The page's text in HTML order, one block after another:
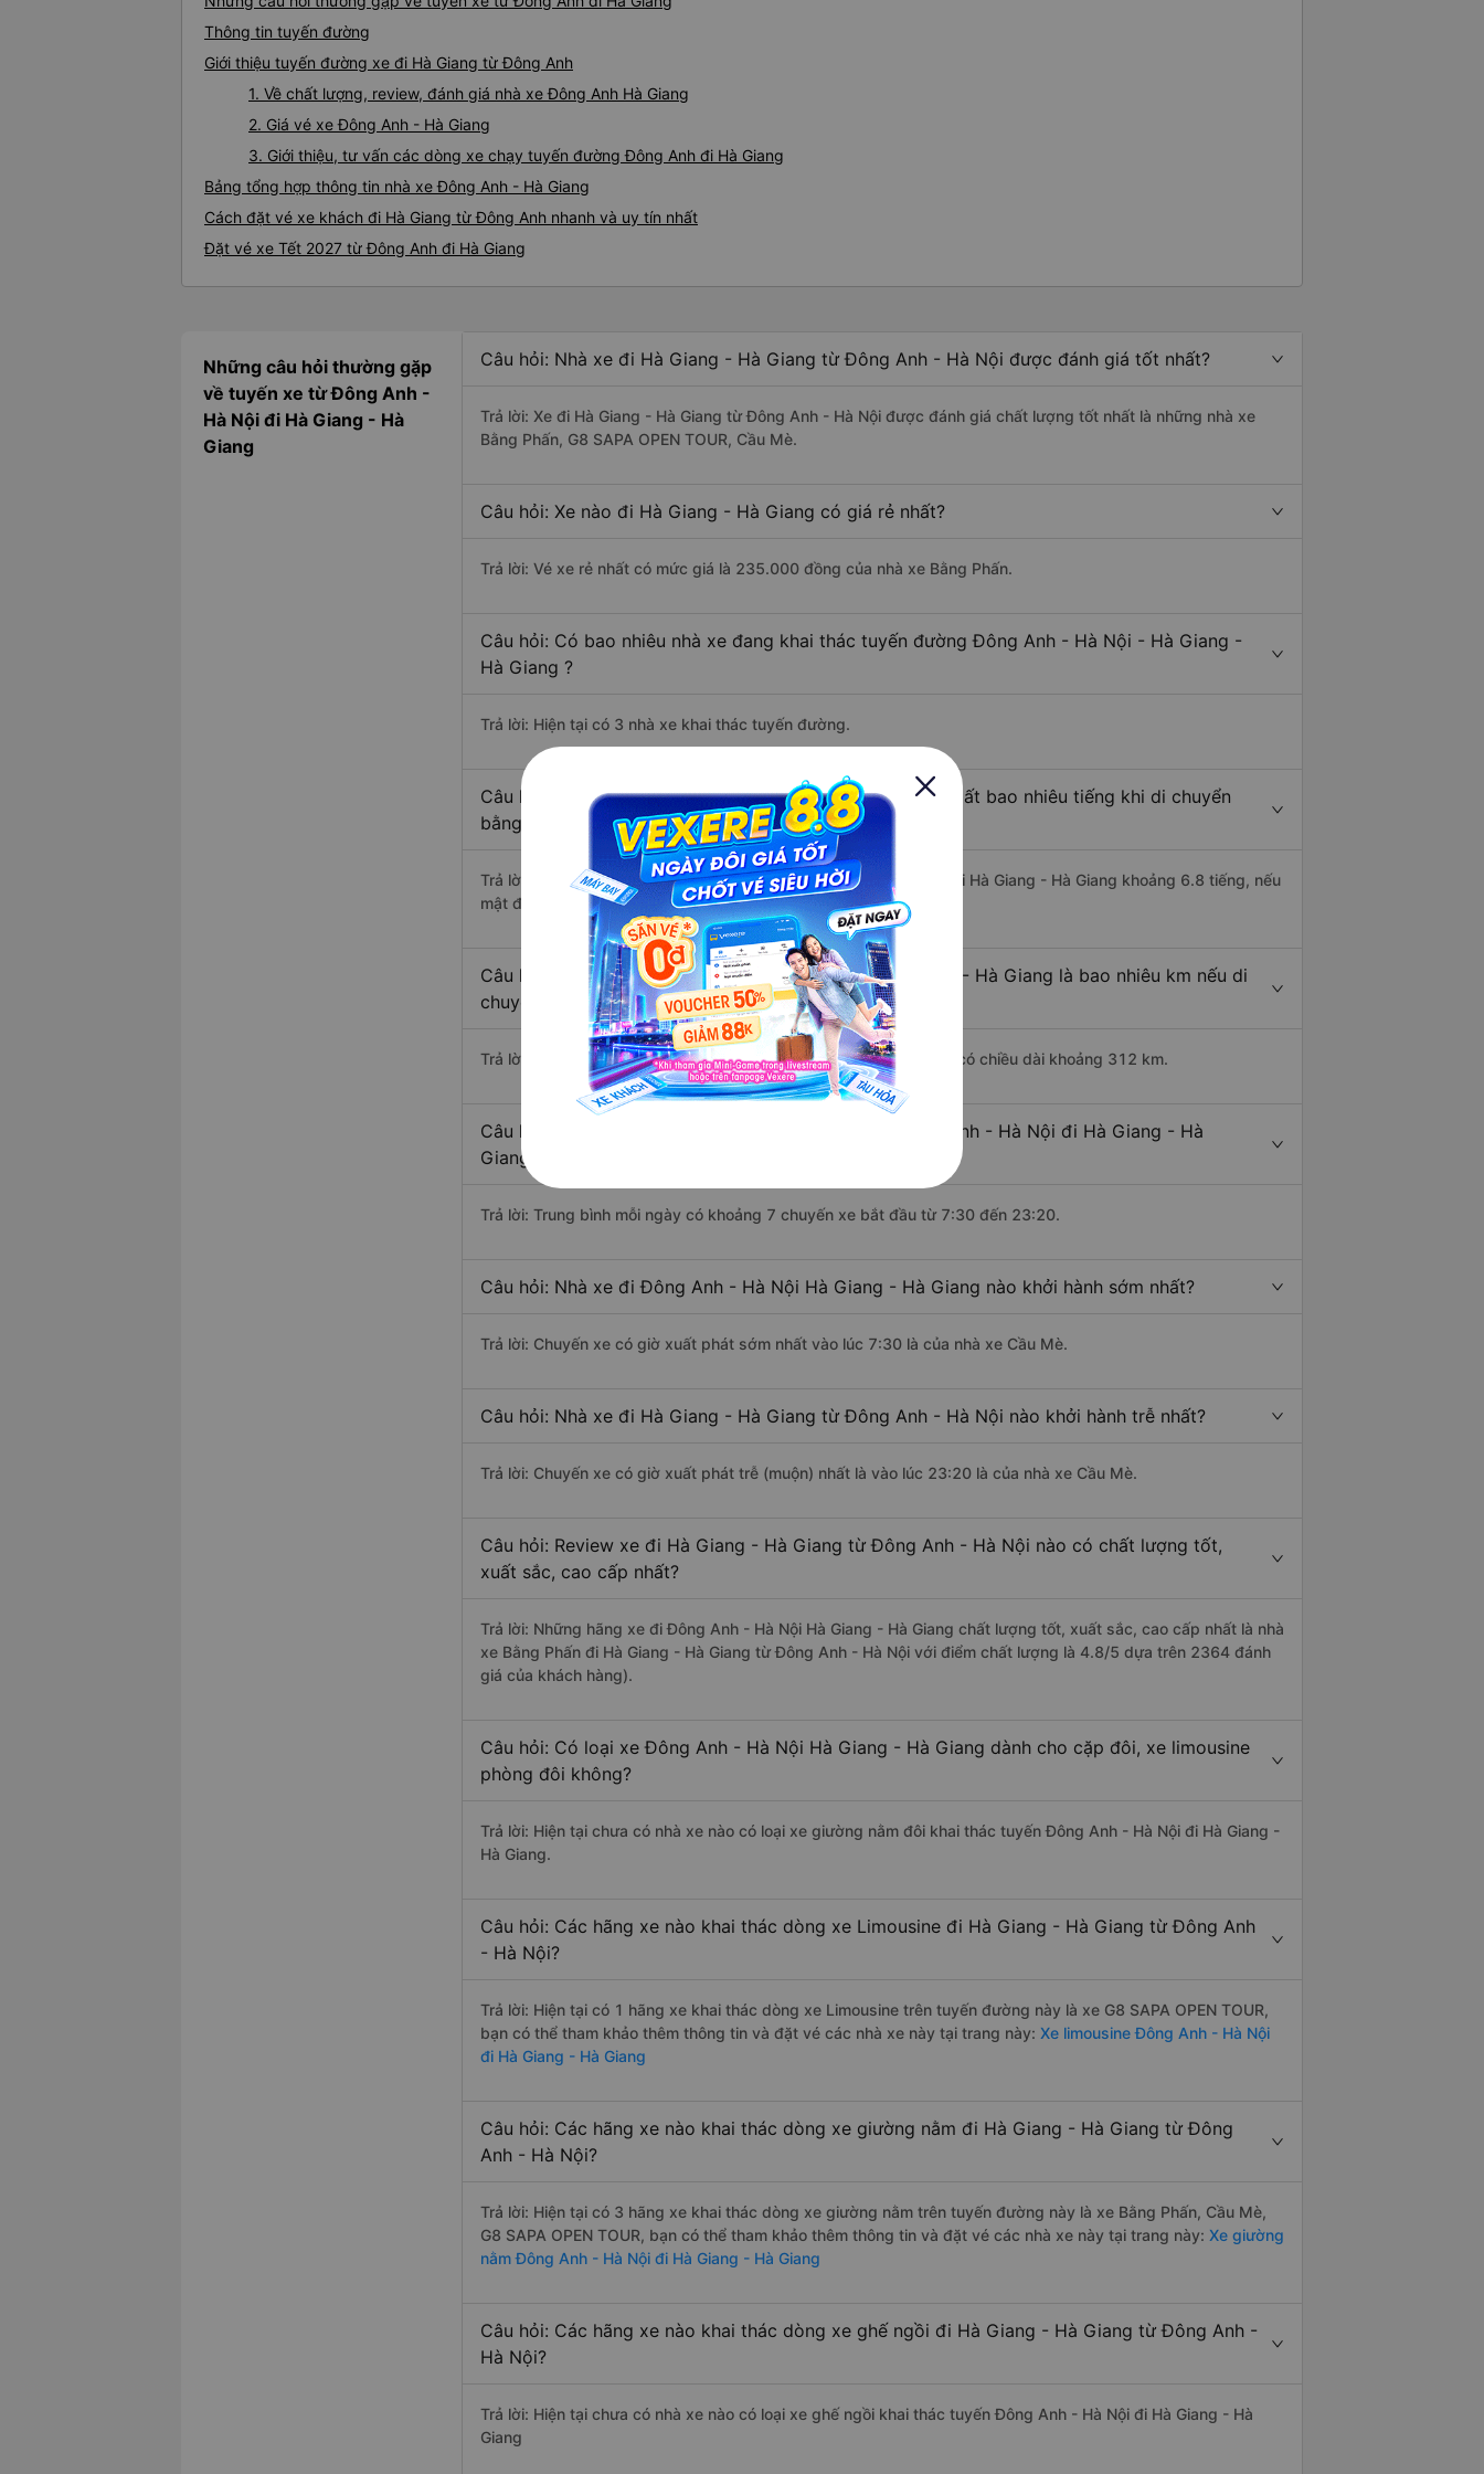
Thông tin tuyến đường
Giới thiệu tuyến đường xe đi Hà Giang từ Đông Anh
1. Về chất lượng, review, đánh giá nhà xe Đông Anh Hà Giang
2. Giá vé xe Đông Anh - Hà Giang
3. Giới thiệu, tư vấn các dòng xe chạy tuyến đường Đông Anh đi Hà Giang
Bảng tổng hợp thông tin nhà xe Đông Anh - Hà Giang
Cách đặt vé xe khách đi Hà Giang từ Đông Anh nhanh và uy tín nhất
Đặt vé xe Tết 2027 từ Đông Anh đi Hà Giang
Những câu hỏi thường gặp
về tuyến xe từ Đông Anh -
Hà Nội đi Hà Giang - Hà
Giang
Câu hỏi: Nhà xe đi Hà Giang - Hà Giang từ Đông Anh - Hà Nội được đánh giá tốt nhất?
Trả lời: Xe đi Hà Giang - Hà Giang từ Đông Anh - Hà Nội được đánh giá chất lượng tốt nhất là những nhà xe
Bằng Phấn, G8 SAPA OPEN TOUR, Cầu Mè.
Câu hỏi: Xe nào đi Hà Giang - Hà Giang có giá rẻ nhất?
Trả lời: Vé xe rẻ nhất có mức giá là 235.000 đồng của nhà xe Bằng Phấn.
Câu hỏi: Có bao nhiêu nhà xe đang khai thác tuyến đường Đông Anh - Hà Nội - Hà Giang -
Hà Giang ?
Trả lời: Hiện tại có 3 nhà xe khai thác tuyến đường.
Câu hỏi: Từ Đông Anh - Hà Nội đi Hà Giang - Hà Giang mất bao nhiêu tiếng khi di chuyển
bằng xe khách?
Trả lời: Thời gian di chuyển bằng xe khách từ Đông Anh - Hà Nội đi Hà Giang - Hà Giang khoảng 6.8 tiếng, nếu
mật độ giao thông thuận lợi.
Câu hỏi: Khoảng cách từ Đông Anh - Hà Nội đi Hà Giang - Hà Giang là bao nhiêu km nếu di
chuyển bằng xe khách?
Trả lời: Đoạn đường đi Hà Giang - Hà Giang từ Đông Anh - Hà Nội có chiều dài khoảng 312 km.
Câu hỏi: Mỗi ngày có bao nhiêu chuyến xe khách Đông Anh - Hà Nội đi Hà Giang - Hà
Giang ?
Trả lời: Trung bình mỗi ngày có khoảng 7 chuyến xe bắt đầu từ 7:30 đến 23:20.
Câu hỏi: Nhà xe đi Đông Anh - Hà Nội Hà Giang - Hà Giang nào khởi hành sớm nhất?
Trả lời: Chuyến xe có giờ xuất phát sớm nhất vào lúc 7:30 là của nhà xe Cầu Mè.
Câu hỏi: Nhà xe đi Hà Giang - Hà Giang từ Đông Anh - Hà Nội nào khởi hành trễ nhất?
Trả lời: Chuyến xe có giờ xuất phát trễ (muộn) nhất là vào lúc 23:20 là của nhà xe Cầu Mè.
Câu hỏi: Review xe đi Hà Giang - Hà Giang từ Đông Anh - Hà Nội nào có chất lượng tốt,
xuất sắc, cao cấp nhất?
Trả lời: Những hãng xe đi Đông Anh - Hà Nội Hà Giang - Hà Giang chất lượng tốt, xuất sắc, cao cấp nhất là nhà
xe Bằng Phấn đi Hà Giang - Hà Giang từ Đông Anh - Hà Nội với điểm chất lượng là 4.8/5 dựa trên 2364 đánh
giá của khách hàng).
Câu hỏi: Có loại xe Đông Anh - Hà Nội Hà Giang - Hà Giang dành cho cặp đôi, xe limousine
phòng đôi không?
Trả lời: Hiện tại chưa có nhà xe nào có loại xe giường nằm đôi khai thác tuyến Đông Anh - Hà Nội đi Hà Giang -
Hà Giang.
Câu hỏi: Các hãng xe nào khai thác dòng xe Limousine đi Hà Giang - Hà Giang từ Đông Anh
- Hà Nội?
Trả lời: Hiện tại có 1 hãng xe khai thác dòng xe Limousine trên tuyến đường này là xe G8 SAPA OPEN TOUR,
bạn có thể tham khảo thêm thông tin và đặt vé các nhà xe này tại trang này: Xe limousine Đông Anh - Hà Nội
đi Hà Giang - Hà Giang
Câu hỏi: Các hãng xe nào khai thác dòng xe giường nằm đi Hà Giang - Hà Giang từ Đông
Anh - Hà Nội?
Trả lời: Hiện tại có 3 hãng xe khai thác dòng xe giường nằm trên tuyến đường này là xe Bằng Phấn, Cầu Mè,
G8 SAPA OPEN TOUR, bạn có thể tham khảo thêm thông tin và đặt vé các nhà xe này tại trang này: Xe giường
nằm Đông Anh - Hà Nội đi Hà Giang - Hà Giang
Câu hỏi: Các hãng xe nào khai thác dòng xe ghế ngồi đi Hà Giang - Hà Giang từ Đông Anh -
Hà Nội?
Trả lời: Hiện tại chưa có nhà xe nào có loại xe ghế ngồi khai thác tuyến Đông Anh - Hà Nội đi Hà Giang - Hà
Giang